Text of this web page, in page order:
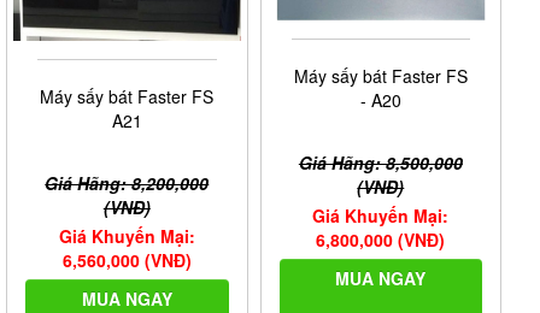
Máy sấy bát Faster FS
A21
Giá Hãng: 8,200,000
(VNĐ)
Giá Khuyến Mại:
6,560,000 (VNĐ)
MUA NGAY
Máy sấy bát Faster FS
- A20
Giá Hãng: 8,500,000
(VNĐ)
Giá Khuyến Mại:
6,800,000 (VNĐ)
MUA NGAY